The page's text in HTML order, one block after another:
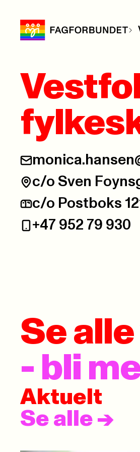
E-post:
Besøksadresse:
c/o Sven
Postadresse:
c/o Postboks
Telefon:
+47 952 79 930
Se
- bli
Aktuelt
Se alle ->